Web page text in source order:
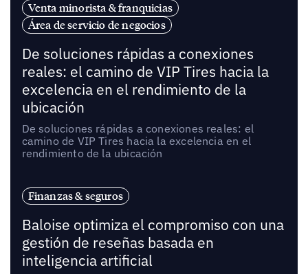
Venta minorista & franquicias
Área de servicio de negocios
De soluciones rápidas a conexiones
reales: el camino de VIP Tires hacia la
excelencia en el rendimiento de la
ubicación
De soluciones rápidas a conexiones reales: el
camino de VIP Tires hacia la excelencia en el
rendimiento de la ubicación
Finanzas & seguros
Baloise optimiza el compromiso con una
gestión de reseñas basada en
inteligencia artificial